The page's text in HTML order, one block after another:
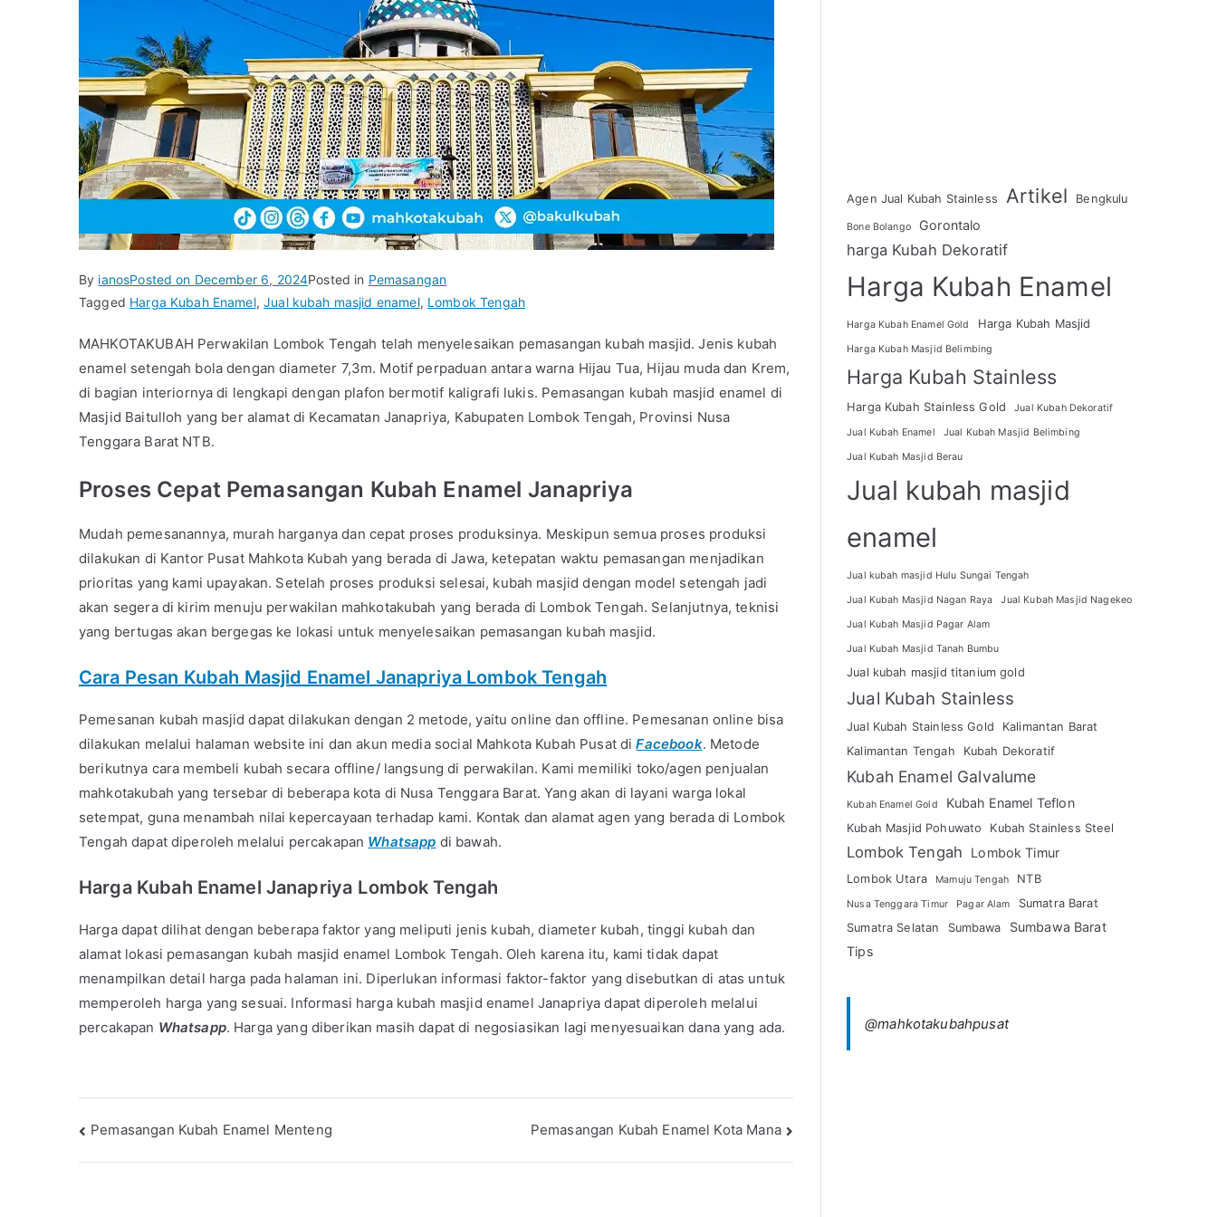
By ianosPosted on December 6, 2024Posted in Pemasangan
Tagged Harga Kubah Enamel,Jual kubah masjid enamel, Lombok Tengah
MAHKOTAKUBAH Perwakilan Lombok Tengah telah menyelesaikan pemasangan kubah masjid. Jenis kubah
enamel setengah bola dengan diameter 7,3m. Motif perpaduan antara warna Hijau Tua, Hijau muda dan Krem,
di bagian interiornya di lengkapi dengan plafon bermotif kaligrafi lukis. Pemasangan kubah masjid enamel di
Masjid Baitulloh yang ber alamat di Kecamatan Janapriya, Kabupaten Lombok Tengah, Provinsi Nusa
Tenggara Barat NTB.
Proses Cepat Pemasangan Kubah Enamel Janapriya
Mudah pemesanannya, murah harganya dan cepat proses produksinya. Meskipun semua proses produksi
dilakukan di Kantor Pusat Mahkota Kubah yang berada di Jawa, ketepatan waktu pemasangan menjadikan
prioritas yang kami upayakan. Setelah proses produksi selesai, kubah masjid dengan model setengah jadi
akan segera di kirim menuju perwakilan mahkotakubah yang berada di Lombok Tengah. Selanjutnya, teknisi
yang bertugas akan bergegas ke lokasi untuk menyelesaikan pemasangan kubah masjid.
Cara Pesan Kubah Masjid Enamel Janapriya Lombok Tengah
Pemesanan kubah masjid dapat dilakukan dengan 2 metode, yaitu online dan offline. Pemesanan online bisa
dilakukan melalui halaman website ini dan akun media social Mahkota Kubah Pusat diFacebook. Metode
berikutnya cara membeli kubah secara offline/ langsung di perwakilan. Kami memiliki toko/agen penjualan
mahkotakubah yang tersebar di beberapa kota di Nusa Tenggara Barat. Yang akan di layani warga lokal
setempat, guna menambah nilai kepercayaan terhadap kami. Kontak dan alamat agen yang berada di Lombok
Tengah dapat diperoleh melalui percakapan Whatsapp di bawah.
Harga Kubah Enamel Janapriya Lombok Tengah
Harga dapat dilihat dengan beberapa faktor yang meliputi jenis kubah, diameter kubah, tinggi kubah dan
alamat lokasi pemasangan kubah masjid enamel Lombok Tengah. Oleh karena itu, kami tidak dapat
menampilkan detail harga pada halaman ini. Diperlukan informasi faktor-faktor yang disebutkan di atas untuk
memperoleh harga yang sesuai. Informasi harga kubah masjid enamel Janapriya dapat diperoleh melalui
percakapan Whatsapp. Harga yang diberikan masih dapat di negosiasikan lagi menyesuaikan dana yang ada.
Post
navigation
Pemasangan Kubah Enamel Menteng Pemasangan Kubah Enamel Kota Mana
Agen Jual Kubah Stainless Artikel Bengkulu
Bone Bolango Gorontalo
harga Kubah Dekoratif
Harga Kubah Enamel
Harga Kubah Enamel Gold Harga Kubah Masjid
Harga Kubah Masjid Belimbing
Harga Kubah Stainless
Harga Kubah Stainless Gold Jual Kubah Dekoratif
Jual Kubah Enamel Jual Kubah Masjid Belimbing
Jual Kubah Masjid Berau
Jual kubah masjid
enamel
Jual kubah masjid Hulu Sungai Tengah
Jual Kubah Masjid Nagan Raya Jual Kubah Masjid Nagekeo
Jual Kubah Masjid Pagar Alam
Jual Kubah Masjid Tanah Bumbu
Jual kubah masjid titanium gold
Jual Kubah Stainless
Jual Kubah Stainless Gold
Kalimantan Barat
Kalimantan Tengah
Kubah Dekoratif
Kubah Enamel Galvalume
Kubah Enamel Gold Kubah Enamel Teflon
Kubah Masjid Pohuwato Kubah Stainless Steel
Lombok Tengah Lombok Timur
Lombok Utara Mamuju Tengah NTB
Nusa Tenggara Timur Pagar Alam
Sumatra Barat
Sumatra Selatan
Sumbawa
Sumbawa Barat
Tips
@mahkotakubahpusat